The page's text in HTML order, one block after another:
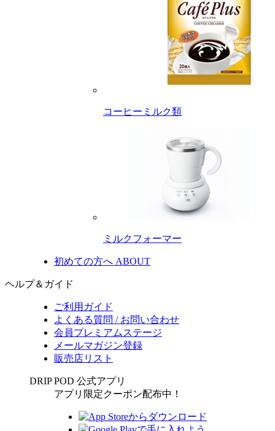
コーヒーミルク類
ミルクフォーマー
初めての方へ ABOUT
ヘルプ＆ガイド
ご利用ガイド
よくある質問 / お問い合わせ
会員プレミアムステージ
メールマガジン登録
販売店リスト
DRIP POD 公式アプリ
アプリ限定クーポン配布中！